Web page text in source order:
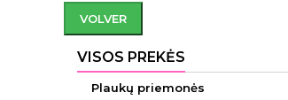
VOLVER
VISOS PREKĖS
Plaukų priemonės